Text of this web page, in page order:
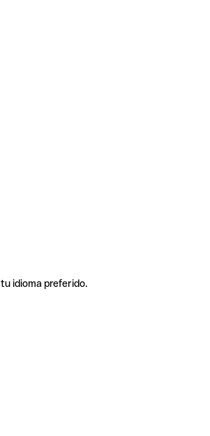
idioma preferido.